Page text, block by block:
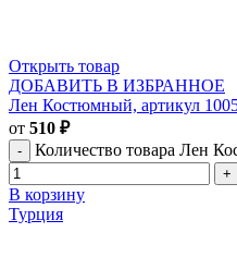
Открыть товар
ДОБАВИТЬ В ИЗБРАННОЕ
Лен Костюмный, артикул
от 510 ₽
Количество товара Лен
В корзину
Турция